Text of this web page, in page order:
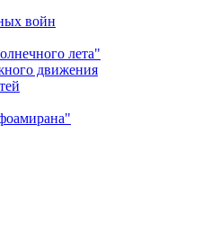
войн
лета"
движения